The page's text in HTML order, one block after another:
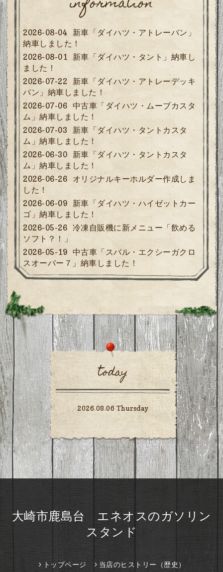
information
2026-08-04
新車「ダイハツ・アトレーバン」
納車しました！
2026-08-01
新車「ダイハツ・タント」納車し
ました！
2026-07-22 新車「ダイハツ・アトレーデッキ
バン」納車しました！
2026-07-06 中古車「ダイハツ・ムーブカスタ
ム」納車しました！
2026-07-03 新車「ダイハツ・タントカスタ
ム」納車しました！
2026-06-30 新車「ダイハツ・タントカスタ
ム」納車しました！
2026-06-26
オリジナルキーホルダー作成しま
した！
2026-06-09 新車「ダイハツ・ハイゼットカー
ゴ」納車しました！
2026-05-26
冷凍自販機に新メニュー「飲める
ソフト？！」
2026-05-19 中古車「スバル・エクシーガクロ
スオーバー７」納車しました！
today
2026.08.06 Thursday
大崎市鹿島台 エネオスのガソリン
スタンド